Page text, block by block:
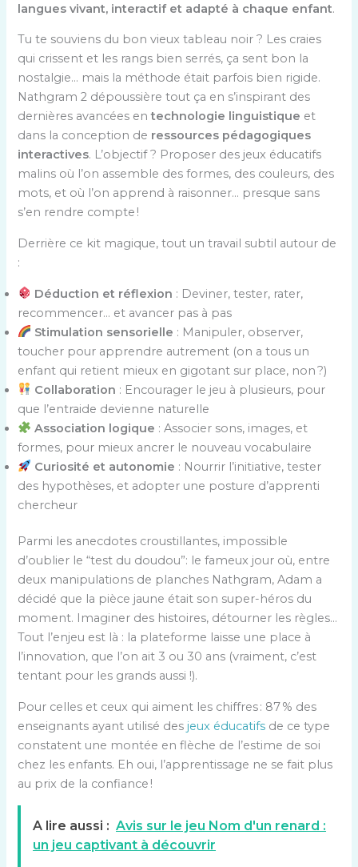
langues vivant, interactif et adapté à chaque enfant.
Tu te souviens du bon vieux tableau noir ? Les craies
qui crissent et les rangs bien serrés, ça sent bon la
nostalgie… mais la méthode était parfois bien rigide.
Nathgram 2 dépoussière tout ça en s’inspirant des
dernières avancées entechnologie linguistique et
dans la conception de ressources pédagogiques
interactives. L’objectif ? Proposer des jeux éducatifs
malins où l’on assemble des formes, des couleurs, des
mots, et où l’on apprend à raisonner… presque sans
s’en rendre compte !
Derrière ce kit magique, tout un travail subtil autour de
:
Déduction et réflexion : Deviner, tester, rater,
recommencer… et avancer pas à pas
Stimulation sensorielle : Manipuler, observer,
toucher pour apprendre autrement (on a tous un
enfant qui retient mieux en gigotant sur place, non ?)
Collaboration : Encourager le jeu à plusieurs, pour
que l’entraide devienne naturelle
Association logique : Associer sons, images, et
formes, pour mieux ancrer le nouveau vocabulaire
Curiosité et autonomie : Nourrir l’initiative, tester
des hypothèses, et adopter une posture d’apprenti
chercheur
Parmi les anecdotes croustillantes, impossible
d’oublier le “test du doudou”: le fameux jour où, entre
deux manipulations de planches Nathgram, Adam a
décidé que la pièce jaune était son super-héros du
moment. Imaginer des histoires, détourner les règles…
Tout l’enjeu est là : la plateforme laisse une place à
l’innovation, que l’on ait 3 ou 30 ans (vraiment, c’est
tentant pour les grands aussi !).
Pour celles et ceux qui aiment les chiffres : 87 % des
enseignants ayant utilisé des jeux éducatifs de ce type
constatent une montée en flèche de l’estime de soi
chez les enfants. Eh oui, l’apprentissage ne se fait plus
au prix de la confiance !
A lire aussi : Avis sur le jeu Nom d'un renard :
un jeu captivant à découvrir